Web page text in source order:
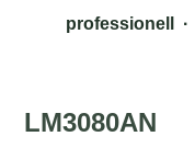
professionell ·
LM3080AN